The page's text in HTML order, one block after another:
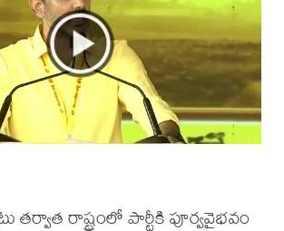
తర్వాత రాష్ట్రంలో పార్టీకి పూర్వవైభవం